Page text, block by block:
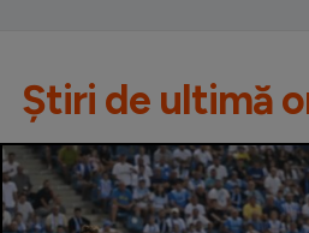
Știri de ultimă